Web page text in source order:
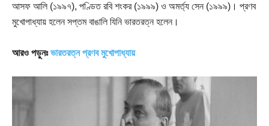
আসফ আলি (১৯৯৭), পণ্ডিত রবি শংকর (১৯৯৯) ও অমর্ত্য সেন (১৯৯৯)। প্রণব
মুখোপাধ্যায় হলেন সপ্তম বাঙালি যিনি ভারতরত্ন হলেন।
আরও পড়ুনঃভারতরত্ন প্রণব মুখোপাধ্যায়